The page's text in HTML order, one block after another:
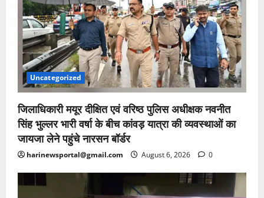
Uncategorized
जिलाधिकारी मयूर दीक्षित एवं वरिष्ठ पुलिस अधीक्षक नवनीत
सिंह भुल्लर भारी वर्षा के बीच कांवड़ यात्रा की व्यवस्थाओं का
जायजा लेने पहुंचे नारसन बॉर्डर
harinewsportal@gmail.com August 6, 2026 0